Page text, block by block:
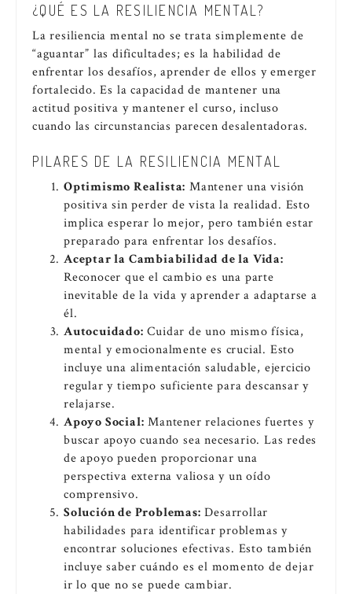
¿QUÉ ES LA RESILIENCIA MENTAL?
La resiliencia mental no se trata simplemente de
“aguantar” las dificultades; es la habilidad de
enfrentar los desafíos, aprender de ellos y emerger
fortalecido. Es la capacidad de mantener una
actitud positiva y mantener el curso, incluso
cuando las circunstancias parecen desalentadoras.
PILARES DE LA RESILIENCIA MENTAL
Optimismo Realista: Mantener una visión
positiva sin perder de vista la realidad. Esto
implica esperar lo mejor, pero también estar
preparado para enfrentar los desafíos.
Aceptar la Cambiabilidad de la Vida:
Reconocer que el cambio es una parte
inevitable de la vida y aprender a adaptarse a
él.
Autocuidado: Cuidar de uno mismo física,
mental y emocionalmente es crucial. Esto
incluye una alimentación saludable, ejercicio
regular y tiempo suficiente para descansar y
relajarse.
Apoyo Social: Mantener relaciones fuertes y
buscar apoyo cuando sea necesario. Las redes
de apoyo pueden proporcionar una
perspectiva externa valiosa y un oído
comprensivo.
Solución de Problemas: Desarrollar
habilidades para identificar problemas y
encontrar soluciones efectivas. Esto también
incluye saber cuándo es el momento de dejar
ir lo que no se puede cambiar.